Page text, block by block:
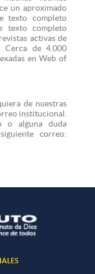
un aproximado
texto completo
texto completo
activas de
Cerca de 4.000
en Web of
de nuestras
institucional.
o alguna duda
correo: